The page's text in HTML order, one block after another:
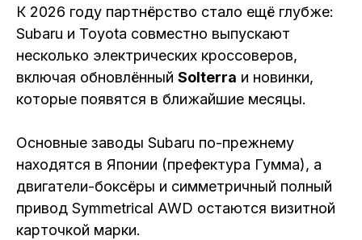
К 2026 году партнёрство стало ещё глубже:
Subaru и Toyota совместно выпускают
несколько электрических кроссоверов,
включая обновлённый Solterra и новинки,
которые появятся в ближайшие месяцы.
Основные заводы Subaru по-прежнему
находятся в Японии (префектура Гумма), а
двигатели-боксёры и симметричный полный
привод Symmetrical AWD остаются визитной
карточкой марки.